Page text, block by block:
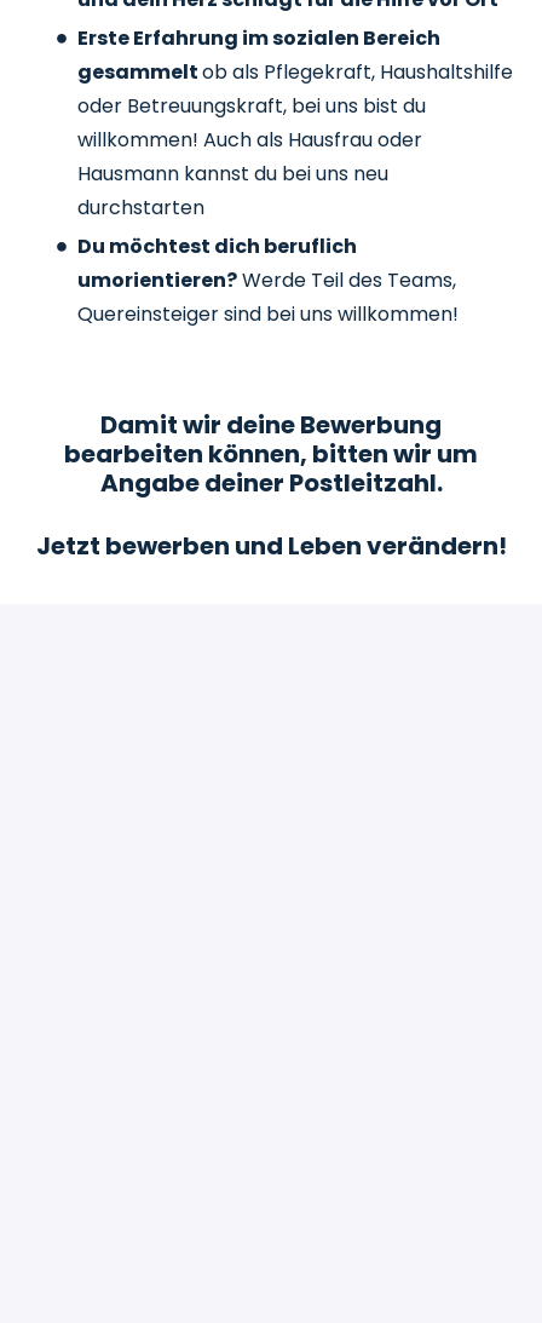
Erste Erfahrung im sozialen Bereich
gesammeltob als Pflegekraft, Haushaltshilfe
oder Betreuungskraft, bei uns bist du
willkommen! Auch als Hausfrau oder
Hausmann kannst du bei uns neu
durchstarten
Du möchtest dich beruflich
umorientieren?Werde Teil des Teams,
Quereinsteiger sind bei uns willkommen!
Damit wir deine Bewerbung
bearbeiten können, bitten wir um
Angabe deiner Postleitzahl.
Jetzt bewerben und Leben verändern!